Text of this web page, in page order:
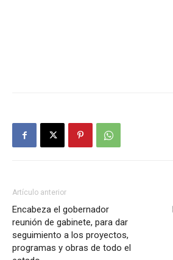
Artículo anterior
Encabeza el gobernador
reunión de gabinete, para dar
seguimiento a los proyectos,
programas y obras de todo el